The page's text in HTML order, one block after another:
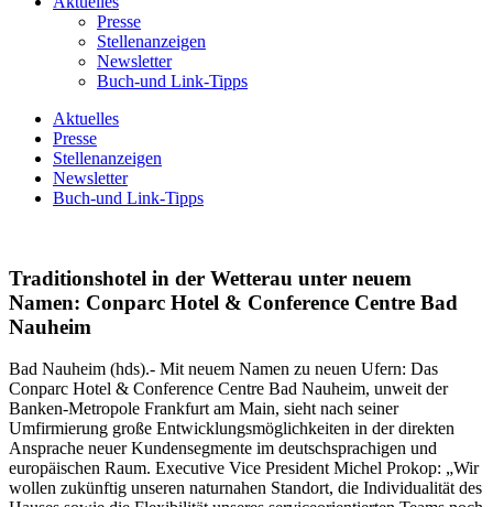
Presse
Stellenanzeigen
Newsletter
Buch-und Link-Tipps
Aktuelles
Presse
Stellenanzeigen
Newsletter
Buch-und Link-Tipps
Traditionshotel in der Wetterau unter neuem
Namen: Conparc Hotel & Conference Centre Bad
Nauheim
Bad Nauheim (hds).- Mit neuem Namen zu neuen Ufern: Das
Conparc Hotel & Conference Centre Bad Nauheim, unweit der
Banken-Metropole Frankfurt am Main, sieht nach seiner
Umfirmierung große Entwicklungsmöglichkeiten in der direkten
Ansprache neuer Kundensegmente im deutschsprachigen und
europäischen Raum. Executive Vice President Michel Prokop: „Wir
wollen zukünftig unseren naturnahen Standort, die Individualität des